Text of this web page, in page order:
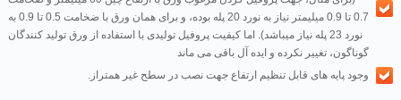
0.7 تا 0.9 میلیمتر نیاز به نورد 20 پله بوده، و برای همان ورق با ضخامت 0.5 تا 0.9 به
نورد 23 پله نیاز میباشد). اما کیفیت پروفیل تولیدی با استفاده از ورق تولید کنندگان
گوناگون، تغییر نکرده و ایده آل باقی می ماند
.وجود پایه های قابل تنظیم ارتفاع جهت نصب در سطح غیر همتراز